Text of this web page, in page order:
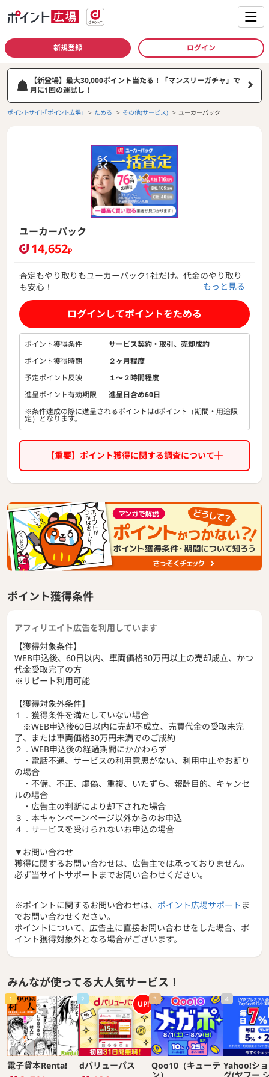
新規登録 ログイン
【新登場】最大30,000ポイント当たる！「マンスリーガチャ」で
月に1回の運試し！
ポイントサイト「ポイント広場」 ためる その他(サービス) ユーカーパック
ユーカーパック
14,652P
査定もやり取りもユーカーパック1社だけ。代金のやり取り
も安心！
全国8,000店以上の買取店が参加する車買取オークション
「ユーカーパック」
◆こんな方におすすめ◆
「何社も査定対応するのは面倒」
「営業電話がたくさん来るのは避けたい」
「価格交渉に振り回されたくない」
「安心して納得できる価格で車を売りたい」
「売却後の代金トラブルが心配」
ユーカーパックは、全国8,000店以上が参加する国内最大級
の車買取オークションです。
け。
複数の買取店との連絡もなく、完全無料でご利用いただける
サービスです。
スクロー方式（第三者預かり型取引）」導入しています。
オークションには車両情報のみを掲載し、個人情報はお車の
購入者以外に公開されません。
さらに、お客様と買取店との取引を仲介し、一時的に売買代
金をお預かりするので、
「車を引き渡したのに代金が支払われない」といったトラブ
ルを未然に防ぎ、安心してご利用いただけます。
【ユーカーパックの特長】
・全国8,000店以上参加するオークションで高値がつくチャ
ンス！
・個人情報は購入者以外に公開されず安心！
・エスクロー型で代金のやり取りも安心！
・WEBから簡単申込み、サービス利用料は完全無料！
※掲載内容は予告なく変更となる場合がございます。
※全国対応のサービスですが、離島・一部地域、およびお申
込車両の状況によってはご利用いただけない場合がございま
す。
もっと見る
ログインしてポイントをためる
ポイント獲得条件
サービス契約・取引、売却成約
ポイント獲得時期
２ヶ月程度
予定ポイント反映
１〜２時間程度
進呈ポイント有効期限
進呈日含め60日
※条件達成の際に進呈されるポイントはdポイント（期間・用途限
定）となります。
【重要】ポイント獲得に関する調査について
ポイント獲得条件
アフィリエイト広告を利用しています
【獲得対象条件】
WEB申込後、60日以内、車両価格30万円以上の売却成立、かつ
代金受取完了の方
※リピート利用可能
【獲得対象外条件】
１．獲得条件を満たしていない場合
※WEB申込後60日以内に売却不成立、売買代金の受取未完
了、または車両価格30万円未満でのご成約
２．WEB申込後の経過期間にかかわらず
・電話不通、サービスの利用意思がない、利用中止やお断り
の場合
・不備、不正、虚偽、重複、いたずら、報酬目的、キャンセ
ルの場合
・広告主の判断により却下された場合
３．本キャンペーンページ以外からのお申込
４．サービスを受けられないお申込の場合
▼お問い合わせ
獲得に関するお問い合わせは、広告主では承っておりません。
必ず当サイトサポートまでお問い合わせください。
※ポイントに関するお問い合わせは、 ポイント広場サポート ま
でお問い合わせください。
ポイントについて、広告主に直接お問い合わせをした場合、ポ
イント獲得対象外となる場合がございます。
みんなが使ってる大人気サービス！
1
電子貸本Renta!
2 UP!
dバリューパス
3
Qoo10（キューテ
ン）
4
Yahoo!シ
グ(ヤフー